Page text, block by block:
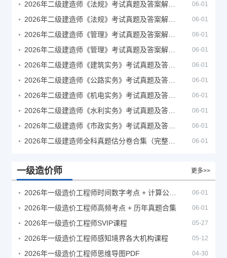
06-01
06-01
06-01
06-01
06-01
06-01
06-01
06-01
06-01
06-01
一级造价师 更多>>
06-01
2026年一级造价工程师高频考点 + 历年真题合集 06-01
2026年一级造价工程师SVIP课程 05-27
2026年一级造价工程师感知境界各大机构课程 05-12
2026年一级造价工程师思维导图PDF 04-30